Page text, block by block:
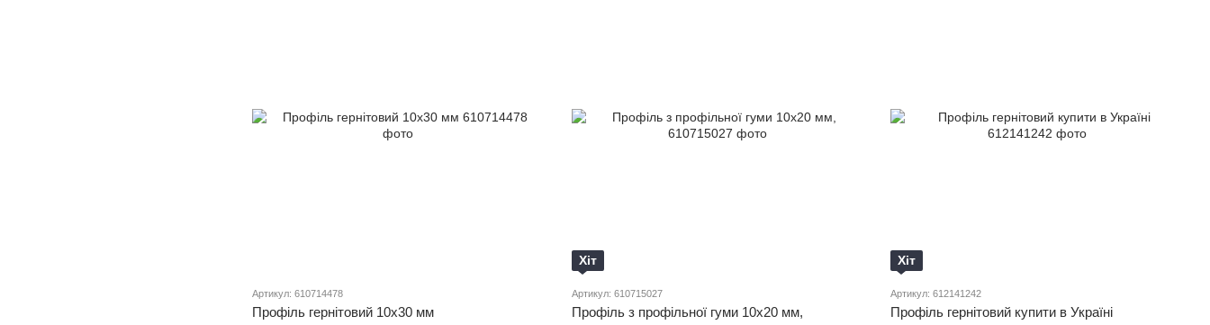
Артикул: 610714478
Профіль гернітовий 10х30 мм
Хіт
Артикул: 610715027
Профіль з профільної гуми 10х20 мм,
Хіт
Артикул: 612141242
Профіль гернітовий купити в Україні